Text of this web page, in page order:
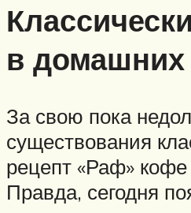
в домашних
За свою пока
существования
рецепт «Раф»
Правда, сегодня